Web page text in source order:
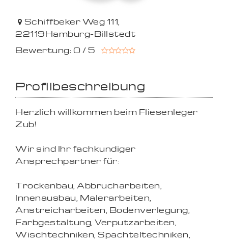
Schiffbeker Weg 111,
22119Hamburg-Billstedt
Bewertung: 0 / 5
Profilbeschreibung
Herzlich willkommen beim Fliesenleger
Zub!
Wir sind Ihr fachkundiger
Ansprechpartner für:
Trockenbau, Abbrucharbeiten,
Innenausbau, Malerarbeiten,
Anstreicharbeiten, Bodenverlegung,
Farbgestaltung, Verputzarbeiten,
Wischtechniken, Spachteltechniken,